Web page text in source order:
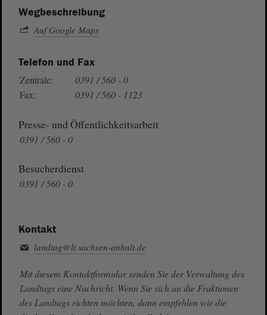
Wegbeschreibung
Auf Google Maps
Telefon und Fax
Zentrale:
0391 / 560 - 0
Fax:
0391 / 560 - 1123
Presse- und Öffentlichkeitsarbeit
0391 / 560 - 0
Besucherdienst
0391 / 560 - 0
Kontakt
landtag@lt.sachsen-anhalt.de
Mit diesem Kontaktformular senden Sie der Verwaltung des
Landtags eine Nachricht. Wenn Sie sich an die Fraktionen
des Landtags richten möchten, dann empfehlen wir die